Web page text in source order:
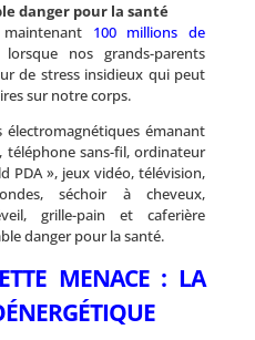
danger pour la santé
100 millions de
nos grands-parents
de stress insidieux qui peut
sur notre corps.
électromagnétiques émanant
téléphone sans-fil, ordinateur
PDA », jeux vidéo, télévision,
séchoir à cheveux,
grille-pain et caferière
danger pour la santé.
MENACE : LA